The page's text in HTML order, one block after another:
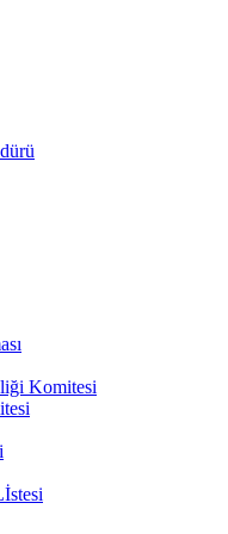
Komitesi